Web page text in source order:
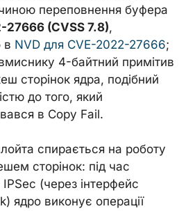
переповнення буфера
27666 (CVSS 7.8),
в NVD для CVE-2022-27666;
4-байтний примітив
сторінок ядра, подібний
до того, який
в Copy Fail.
спирається на роботу
сторінок: під час
(через інтерфейс
ядро виконує операції